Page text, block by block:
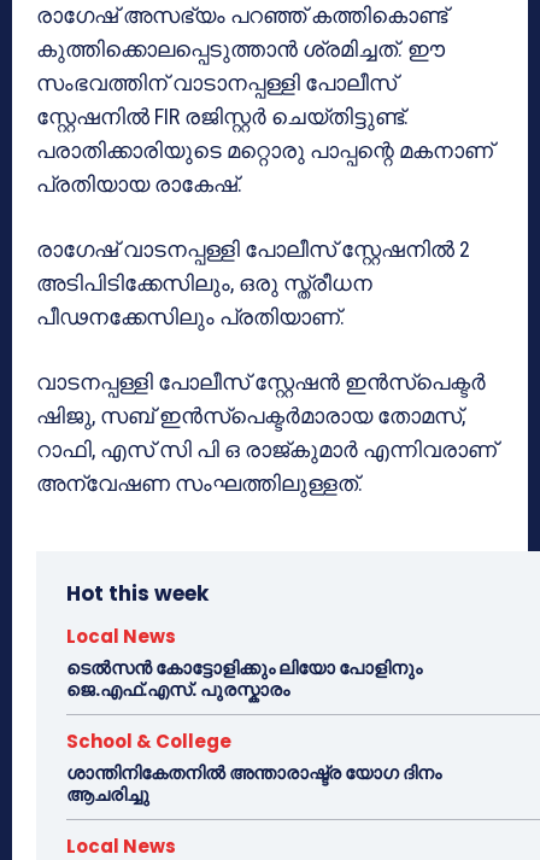
രാഗേഷ് അസഭ്യം പറഞ്ഞ് കത്തികൊണ്ട്
കുത്തിക്കൊലപ്പെടുത്താൻ ശ്രമിച്ചത്. ഈ
സംഭവത്തിന് വാടാനപ്പള്ളി പോലീസ്
സ്റ്റേഷനിൽ FIR രജിസ്റ്റർ ചെയ്തിട്ടുണ്ട്.
പരാതിക്കാരിയുടെ മറ്റൊരു പാപ്പന്റെ മകനാണ്
പ്രതിയായ രാകേഷ്.
രാഗേഷ് വാടനപ്പള്ളി പോലീസ് സ്റ്റേഷനിൽ 2
അടിപിടിക്കേസിലും, ഒരു സ്ത്രീധന
പീഢനക്കേസിലും പ്രതിയാണ്.
വാടനപ്പള്ളി പോലീസ് സ്റ്റേഷൻ ഇൻസ്പെക്ടർ
ഷിജു, സബ് ഇൻസ്പെക്ടർമാരായ തോമസ്,
റാഫി, എസ് സി പി ഒ രാജ്കുമാർ എന്നിവരാണ്
അന്വേഷണ സംഘത്തിലുള്ളത്.
Hot this week
Local News
ടെൽസൻ കോട്ടോളിക്കും ലിയോ പോളിനും
ജെ.എഫ്.എസ്. പുരസ്കാരം
School & College
ശാന്തിനികേതനിൽ അന്താരാഷ്ട്ര യോഗ ദിനം
ആചരിച്ചു
Local News